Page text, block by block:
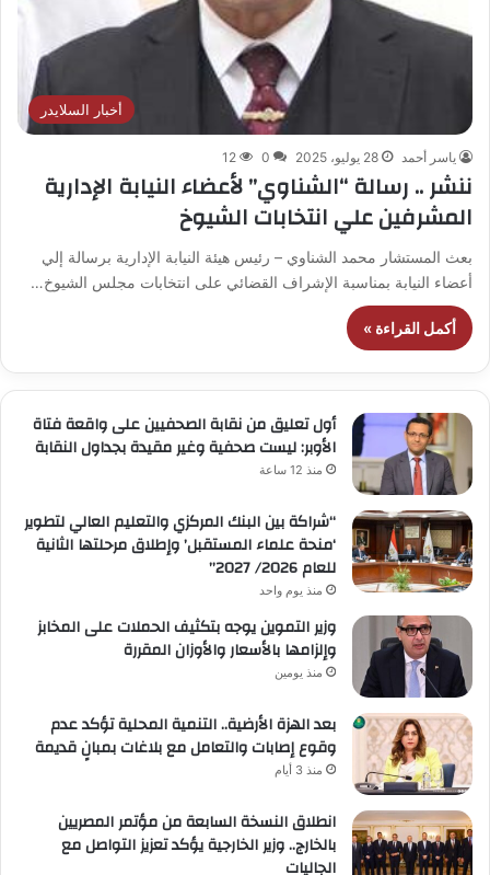
أخبار السلايدر
ياسر أحمد 28 يوليو، 2025 0
12
ننشر .. رسالة “الشناوي” لأعضاء النيابة الإدارية
المشرفين علي انتخابات الشيوخ
بعث المستشار محمد الشناوي – رئيس هيئة النيابة الإدارية برسالة إلي
أعضاء النيابة بمناسبة الإشراف القضائي على انتخابات مجلس الشيوخ…
أكمل القراءة »
أول تعليق من نقابة الصحفيين على واقعة فتاة
الأوبر: ليست صحفية وغير مقيدة بجداول النقابة
منذ 12 ساعة
“شراكة بين البنك المركزي والتعليم العالي لتطوير
‘منحة علماء المستقبل’ وإطلاق مرحلتها الثانية
للعام 2026/ 2027”
منذ يوم واحد
وزير التموين يوجه بتكثيف الحملات على المخابز
وإلزامها بالأسعار والأوزان المقررة
منذ يومين
بعد الهزة الأرضية.. التنمية المحلية تؤكد عدم
وقوع إصابات والتعامل مع بلاغات بمبانٍ قديمة
منذ 3 أيام
انطلاق النسخة السابعة من مؤتمر المصريين
بالخارج.. وزير الخارجية يؤكد تعزيز التواصل مع
الجاليات